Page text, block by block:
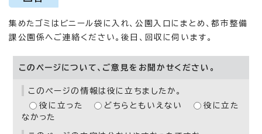
集めたゴミはビニール袋に入れ、公園入口にまとめ、都市整備
課公園係へご連絡ください。後日、回収に伺います。
このページについて、ご意見をお聞かせください。
このページの情報は役に立ちましたか。
役に立った
どちらともいえない
役に立た
なかった